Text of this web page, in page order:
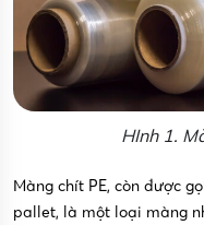
HInh 1.
Màng chít PE, còn được
pallet, là một loại màng